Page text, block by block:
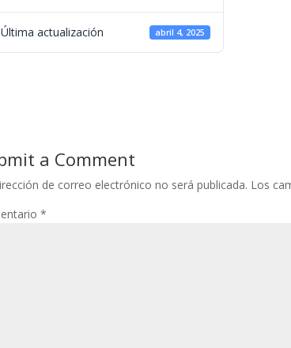
Última actualización abril 4, 2025
a Comment
de correo electrónico no será publicada. Los
*